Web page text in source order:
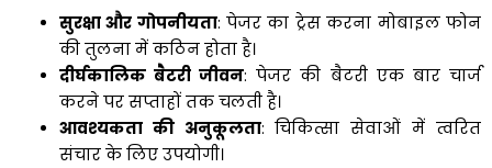
सुरक्षा और गोपनीयता: पेजर का ट्रेस करना मोबाइल फोन
की तुलना में कठिन होता है।
दीर्घकालिक बैटरी जीवन: पेजर की बैटरी एक बार चार्ज
करने पर सप्ताहों तक चलती है।
आवश्यकता की अनुकूलता: चिकित्सा सेवाओं में त्वरित
संचार के लिए उपयोगी।